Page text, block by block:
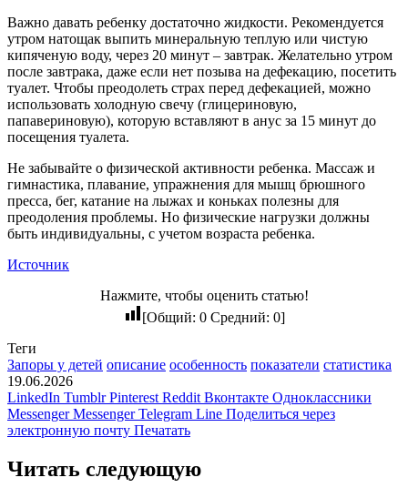
Важно давать ребенку достаточно жидкости. Рекомендуется
утром натощак выпить минеральную теплую или чистую
кипяченую воду, через 20 минут – завтрак. Желательно утром
после завтрака, даже если нет позыва на дефекацию, посетить
туалет. Чтобы преодолеть страх перед дефекацией, можно
использовать холодную свечу (глицериновую,
папавериновую), которую вставляют в анус за 15 минут до
посещения туалета.
Не забывайте о физической активности ребенка. Массаж и
гимнастика, плавание, упражнения для мышц брюшного
пресса, бег, катание на лыжах и коньках полезны для
преодоления проблемы. Но физические нагрузки должны
быть индивидуальны, с учетом возраста ребенка.
Источник
Нажмите, чтобы оценить статью!
[Общий: 0Средний: 0]
Теги
Запоры у детей описание особенность показатели статистика
19.06.2026
LinkedIn Tumblr Pinterest Reddit Вконтакте Одноклассники
Messenger Messenger Telegram Line Поделиться через
электронную почту Печатать
Читать следующую